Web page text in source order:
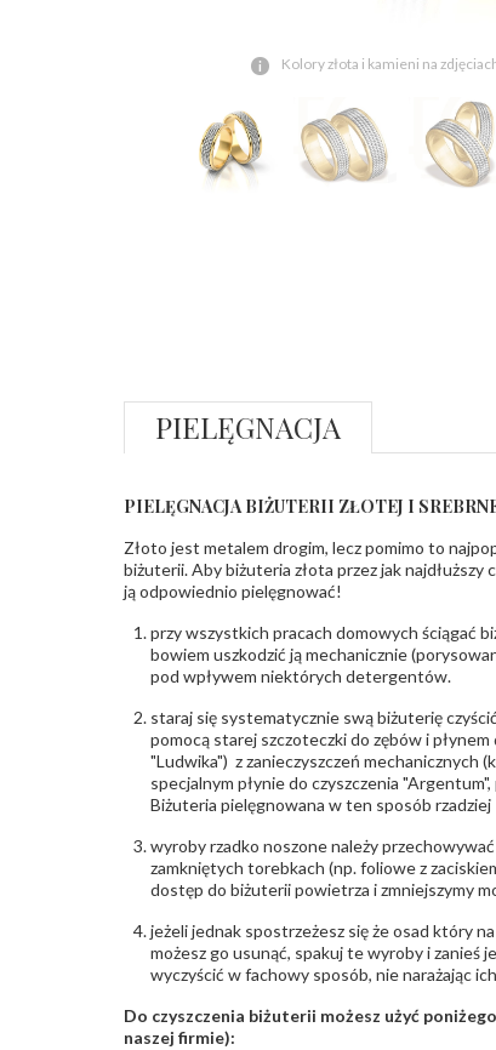
Kolory złota i kamieni na
PIELĘGNACJA
PIELĘGNACJA BIŻUTERII ZŁOTEJ I
Złoto jest metalem drogim, lecz pomimo to
biżuterii. Aby biżuteria złota przez jak najdłuższy
ją odpowiednio pielęgnować!
przy wszystkich pracach domowych ściągać
bowiem uszkodzić ją mechanicznie
pod wpływem niektórych detergentów.
staraj się systematycznie swą biżuterię
pomocą starej szczoteczki do zębów i
"Ludwika") z zanieczyszczeń mechanicznych
specjalnym płynie do czyszczenia
Biżuteria pielęgnowana w ten sposób
wyroby rzadko noszone należy
zamkniętych torebkach (np. foliowe z
dostęp do biżuterii powietrza i zmniejszymy
jeżeli jednak spostrzeżesz się że osad który
możesz go usunąć, spakuj te wyroby i zanieś
wyczyścić w fachowy sposób, nie narażając
Do czyszczenia biżuterii możesz użyć
naszej firmie):